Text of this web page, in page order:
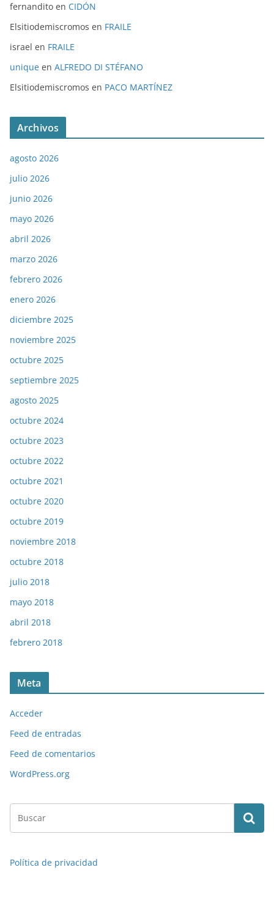
fernandito en CIDÓN
Elsitiodemiscromos en FRAILE
israel en FRAILE
unique en ALFREDO DI STÉFANO
Elsitiodemiscromos en PACO MARTÍNEZ
Archivos
agosto 2026
julio 2026
junio 2026
mayo 2026
abril 2026
marzo 2026
febrero 2026
enero 2026
diciembre 2025
noviembre 2025
octubre 2025
septiembre 2025
agosto 2025
octubre 2024
octubre 2023
octubre 2022
octubre 2021
octubre 2020
octubre 2019
noviembre 2018
octubre 2018
julio 2018
mayo 2018
abril 2018
febrero 2018
Meta
Acceder
Feed de entradas
Feed de comentarios
WordPress.org
Política de privacidad